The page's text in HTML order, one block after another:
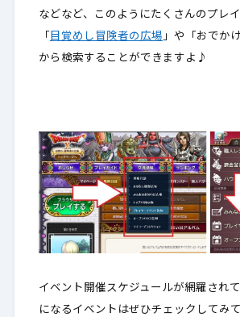
などなど、このようにたくさんのプレ
「 目覚めし冒険者の広場 」や「おでか
から検索することができますよ♪
イベント開催スケジュールが網羅され
になるイベントはぜひチェックしてみ